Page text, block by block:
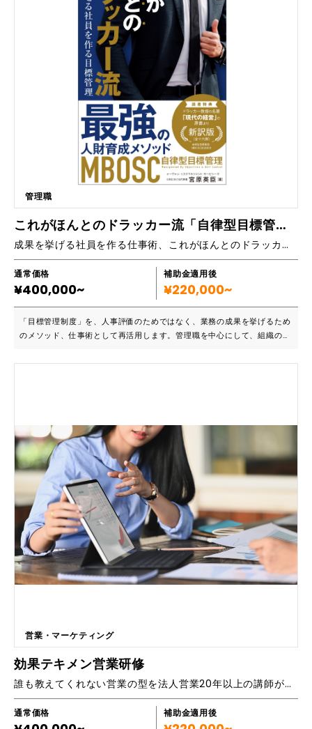
【成功塾】は、どんな会社や個人にも「隠れた資産」があり、それを必要
とする会社や個人（＝消費者）に対して、そこに響く言葉で伝えます。そ
うすることで、ファン化➩フロントエンド➩ミドルエンド➩バックエンド
➩リピーター➩キーマンというマーケティングファネルに落とし込み、自
動的に収益が入る「仕組み」作りを構築するお手伝いをしています。 ■導
期2.4億円あった売上が1.6憶まで落ちていたのを増員なし／設備投資なし
／広告費前年並みで、19.8億円まで伸ばした。 億万長者メーカーと呼ば
れる方から「日本で年収1億以上の者を100人作れ」というプロジェクト
を任され、今のところ6人輩出。（節税対策しなければ、あと5人はいま
「コンセプトメイク」 ・市場調査「SNSマーケットリサーチ」 ・影響力
発揮「自己ブランディング」 ・一目で解る事業計画「トレジャーマッ
プ」 ・見込み客のペルソナ「ターゲティング」 ・相手に響く言葉で伝え
る「コピーライティング」 ・正しく時系列に実行させる「マネジメン
ト」 ・どんな戦術で進めるか「P・D・C・Aの回し方」 ・巨人の肩に乗
れ「ランチェスター戦略」 ・1+1＝2＋α「JV戦略」 ・銀行が融資したく
なる会社になる「チーム経営」 ・1,000年企業の創り方「古の訓え」 ・
発信力を身に着ける「プレップ法とSNS戦略」 ・動画で発信「動画作
成」
管理職
これがほんとのドラッカー流「自律型目標管理」～成果を挙げるマネジメント術～
成果を挙げる社員を作る仕事術、これがほんとのドラッカー流『自律型目標管理』
通常価格
¥400,000~
補助金適用後
¥220,000~
「目標管理制度」を、人事評価のためではなく、業務の成果を挙げるため
のメソッド、仕事術として再活用します。管理職を中心にして、組織の成
の行動と時間を最大限に活用する仕事術を身に付けます。同時に部下にも
目標管理を入れたけど、社員のモチベーションが上がらない ・形だけの
運営で形骸化している ・社内のコミュニケーションも停滞気味で活気が
ない、、 そんな社内の空気も、ドラッカー流『自律型目標管理』で変え
ることができます。 最適な人材育成方法や明日から使える実践的メソッ
ドを提供します。 ■主要機能一覧 ・成果を挙げる目標達成仕事術 ・PD
CAの実践 ・部下の成長につながるコミュニケーション
営業・マーケティング
効果テキメン営業研修
誰も教えてくれない営業の型を法人営業20年以上の講師が直伝・営業研修
通常価格 補助金適用後